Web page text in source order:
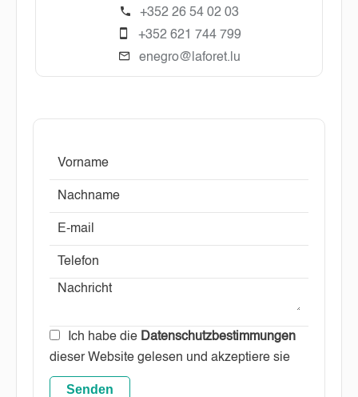
+352 26 54 02 03
+352 621 744 799
enegro@laforet.lu
Ich habe die Datenschutzbestimmungen
dieser Website gelesen und akzeptiere sie
Senden